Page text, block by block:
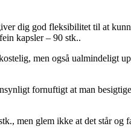
dig god fleksibilitet til at
kapsler – 90 stk..
men også ualmindeligt
fornuftigt at man
men glem ikke at det står og